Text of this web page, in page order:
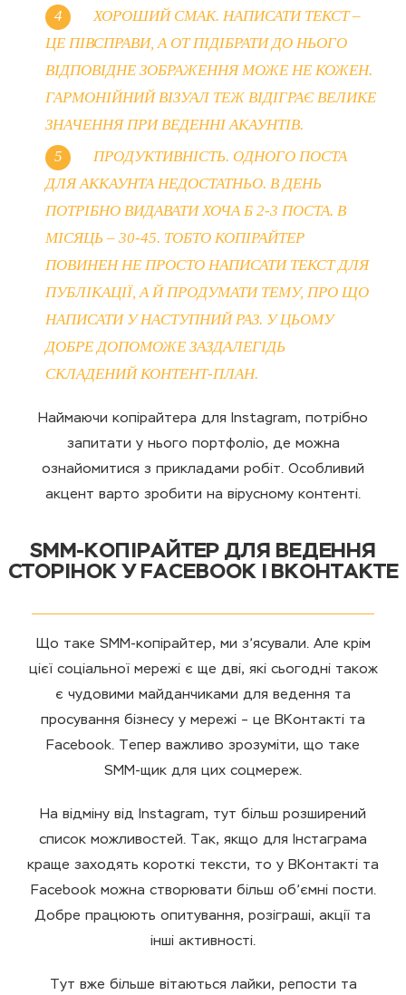
ХОРОШИЙ СМАК. НАПИСАТИ ТЕКСТ –
ЦЕ ПІВСПРАВИ, А ОТ ПІДІБРАТИ ДО НЬОГО
ВІДПОВІДНЕ ЗОБРАЖЕННЯ МОЖЕ НЕ КОЖЕН.
ГАРМОНІЙНИЙ ВІЗУАЛ ТЕЖ ВІДІГРАЄ ВЕЛИКЕ
ЗНАЧЕННЯ ПРИ ВЕДЕННІ АКАУНТІВ.
ПРОДУКТИВНІСТЬ. ОДНОГО ПОСТА
ДЛЯ АККАУНТА НЕДОСТАТНЬО. В ДЕНЬ
ПОТРІБНО ВИДАВАТИ ХОЧА Б 2-3 ПОСТА. В
МІСЯЦЬ – 30-45. ТОБТО КОПІРАЙТЕР
ПОВИНЕН НЕ ПРОСТО НАПИСАТИ ТЕКСТ ДЛЯ
ПУБЛІКАЦІЇ, А Й ПРОДУМАТИ ТЕМУ, ПРО ЩО
НАПИСАТИ У НАСТУПНИЙ РАЗ. У ЦЬОМУ
ДОБРЕ ДОПОМОЖЕ ЗАЗДАЛЕГІДЬ
СКЛАДЕНИЙ КОНТЕНТ-ПЛАН.
Наймаючи копірайтера для Instagram, потрібно
запитати у нього портфоліо, де можна
ознайомитися з прикладами робіт. Особливий
акцент варто зробити на вірусному контенті.
SMM-КОПІРАЙТЕР ДЛЯ ВЕДЕННЯ
СТОРІНОК У FACEBOOK І ВКОНТАКТЕ
Що таке SMM-копірайтер, ми з’ясували. Але крім
цієї соціальної мережі є ще дві, які сьогодні також
є чудовими майданчиками для ведення та
просування бізнесу у мережі – це ВКонтакті та
Facebook. Тепер важливо зрозуміти, що таке
SMM-щик для цих соцмереж.
На відміну від Instagram, тут більш розширений
список можливостей. Так, якщо для Інстаграма
краще заходять короткі тексти, то у ВКонтакті та
Facebook можна створювати більш об’ємні пости.
Добре працюють опитування, розіграші, акції та
інші активності.
Тут вже більше вітаються лайки, репости та